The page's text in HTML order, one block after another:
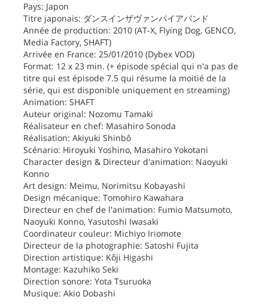
Pays: Japon
Titre japonais: ダンスインザヴァンパイアバンド
Année de production: 2010 (AT-X, Flying Dog, GENCO,
Media Factory, SHAFT)
Arrivée en France: 25/01/2010 (Dybex VOD)
Format: 12 x 23 min. (+ épisode spécial qui n'a pas de
titre qui est épisode 7.5 qui résume la moitié de la
série, qui est disponible uniquement en streaming)
Animation: SHAFT
Auteur original: Nozomu Tamaki
Réalisateur en chef: Masahiro Sonoda
Réalisation: Akiyuki Shinbô
Scénario: Hiroyuki Yoshino, Masahiro Yokotani
Character design & Directeur d'animation: Naoyuki
Konno
Art design: Meimu, Norimitsu Kobayashi
Design mécanique: Tomohiro Kawahara
Directeur en chef de l'animation: Fumio Matsumoto,
Naoyuki Konno, Yasutoshi Iwasaki
Coordinateur couleur: Michiyo Iriomote
Directeur de la photographie: Satoshi Fujita
Direction artistique: Kôji Higashi
Montage: Kazuhiko Seki
Direction sonore: Yota Tsuruoka
Musique: Akio Dobashi